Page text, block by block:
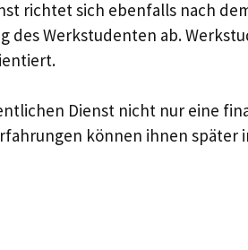
richtet sich ebenfalls nach
des Werkstudenten ab.
Dienst nicht nur eine
können ihnen